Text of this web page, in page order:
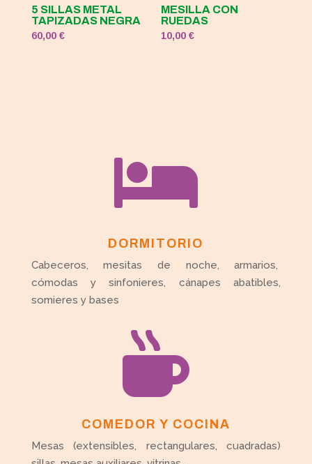
5 SILLAS METAL
TAPIZADAS NEGRA
60,00 €
MESILLA CON
RUEDAS
10,00€

DORMITORIO
Cabeceros, mesitas de noche, armarios,
cómodas y sinfonieres, cánapes abatibles,
somieres y bases

COMEDOR Y COCINA
Mesas (extensibles, rectangulares, cuadradas)